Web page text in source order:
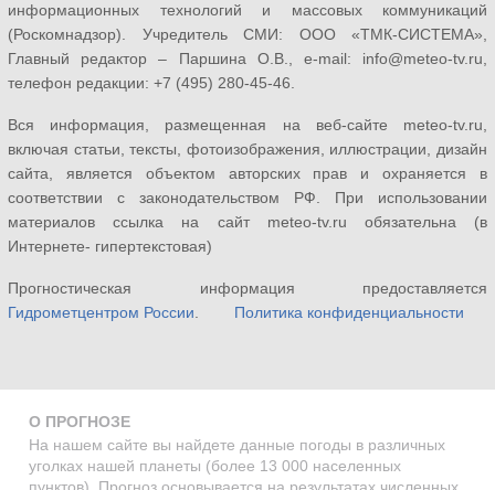
информационных технологий и массовых коммуникаций
(Роскомнадзор). Учредитель СМИ: ООО «ТМК-СИСТЕМА»,
Главный редактор – Паршина О.В., e-mail: info@meteo-tv.ru,
телефон редакции: +7 (495) 280-45-46.
Вся информация, размещенная на веб-сайте meteo-tv.ru,
включая статьи, тексты, фотоизображения, иллюстрации, дизайн
сайта, является объектом авторских прав и охраняется в
соответствии с законодательством РФ. При использовании
материалов ссылка на сайт meteo-tv.ru обязательна (в
Интернете- гипертекстовая)
Прогностическая информация предоставляется
Гидрометцентром России
Политика конфиденциальности
О ПРОГНОЗЕ
На нашем сайте вы найдете данные погоды в различных
уголках нашей планеты (более 13 000 населенных